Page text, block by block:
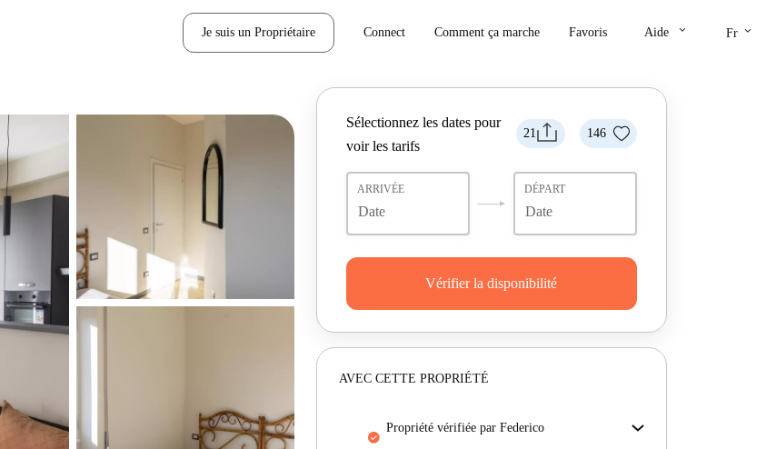
Je suis un Propriétaire Connect Comment ça marche Favoris Aide keyboard_arrow_down Fr keyboard_arrow_down
21 146
Sélectionnez les dates pour
voir les tarifs
ARRIVÉE DÉPART
Vérifier la disponibilité
AVEC CETTE PROPRIÉTÉ
propriété vérifiée par Federico